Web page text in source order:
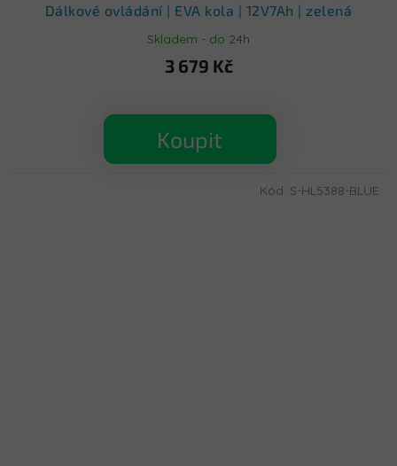
Dálkové ovládání | EVA kola | 12V7Ah | zelená
Skladem - do 24h
3 679 Kč
Koupit
Kód: S-HL5388-BLUE